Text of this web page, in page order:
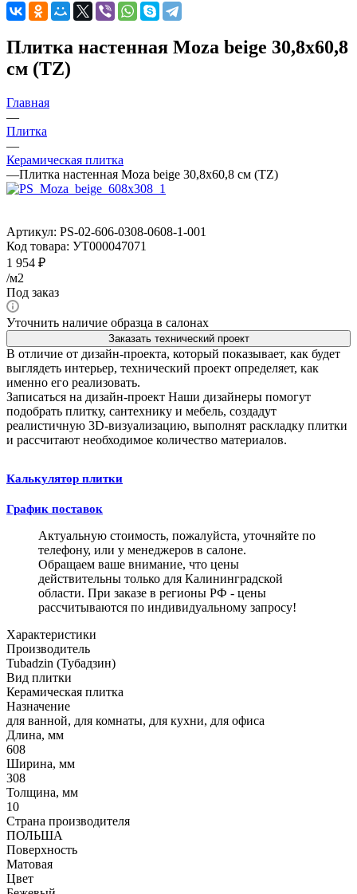
Плитка настенная Moza beige 30,8x60,8
см (TZ)
Главная
—
Плитка
—
Керамическая плитка
—Плитка настенная Moza beige 30,8x60,8 см (TZ)
Артикул: PS-02-606-0308-0608-1-001
Код товара: УТ000047071
1 954 ₽
/м2
Под заказ
Уточнить наличие образца в салонах
Заказать технический проект
В отличие от дизайн-проекта, который показывает, как будет
выглядеть интерьер, технический проект определяет, как
именно его реализовать.
Записаться на дизайн-проект Наши дизайнеры помогут
подобрать плитку, сантехнику и мебель, создадут
реалистичную 3D-визуализацию, выполнят раскладку плитки
и рассчитают необходимое количество материалов.
Калькулятор плитки
График поставок
Актуальную стоимость, пожалуйста, уточняйте по
телефону, или у менеджеров в салоне.
Обращаем ваше внимание, что цены
действительны только для Калининградской
области. При заказе в регионы РФ - цены
рассчитываются по индивидуальному запросу!
Характеристики
Производитель
Tubadzin (Тубадзин)
Вид плитки
Керамическая плитка
Назначение
для ванной, для комнаты, для кухни, для офиса
Длина, мм
608
Ширина, мм
308
Толщина, мм
10
Страна производителя
ПОЛЬША
Поверхность
Матовая
Цвет